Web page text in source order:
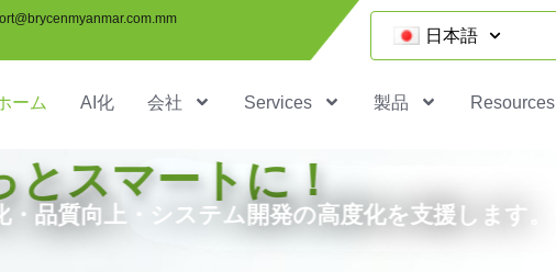
日本語
ーム AI化 会社 Services 製品 Resources
スマートに！
品質向上・システム開発の高度化を支援します。